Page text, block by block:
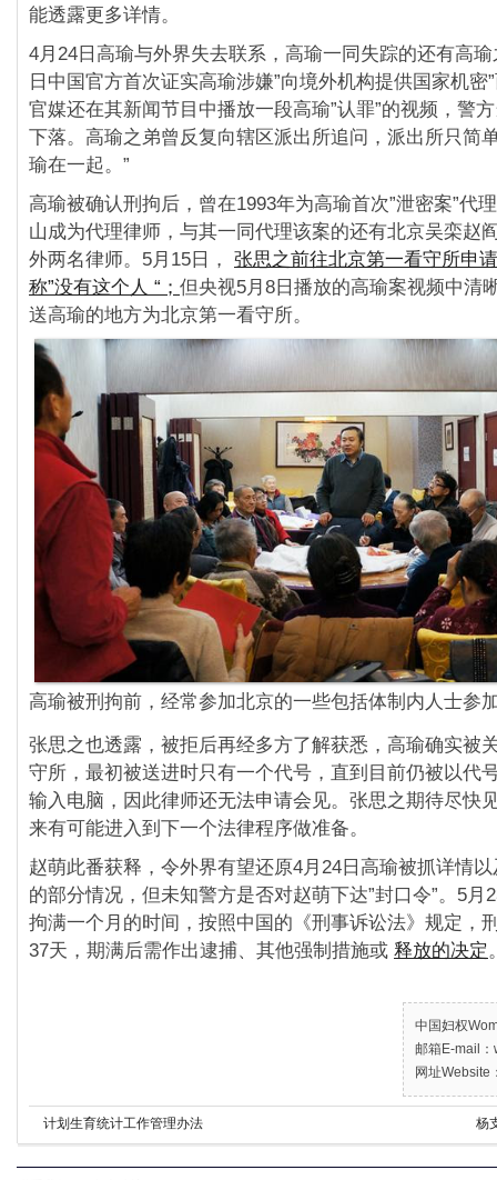
能透露更多详情。
4月24日高瑜与外界失去联系， 高瑜一同失踪的还有高
日中国官方首次证实高瑜涉嫌”向境外机构提供国家机密”
官媒还在其新闻节目中播放一段高瑜”认罪”的视频，警
下落。 高瑜之弟曾反复向辖区派出所追问，派出所只简
瑜在一起。”
高瑜被确认刑拘后，曾在1993年为高瑜首次”泄密案”代
山成为代理律师， 与其一同代理该案的还有北京吴栾赵
外两名律师。 5月15日， 张思之前往北京第一看守所申
称”没有这个人 “； 但央视5月8日播放的高瑜案视频中清
送高瑜的地方为北京第一看守所。
高瑜被刑拘前， 经常参加北京的一些包括体制内人士参
张思之也透露，被拒后再经多方了解获悉， 高瑜确实被
守所，最初被送进时只有一个代号， 直到目前仍被以代
输入电脑， 因此律师还无法申请会见。张思之期待尽快
来有可能进入到下一个法律程序做准备。
赵萌此番获释， 令外界有望还原4月24日高瑜被抓详情
的部分情况，但未知警方是否对赵萌下达”封口令”。 5月
拘满一个月的时间，按照中国的《刑事诉讼法》规定，
37天，期满后需作出逮捕、 其他强制措施或 释放的决定
中国妇权
邮箱E-mail
网址Website
计划生育统计工作管理办法 杨